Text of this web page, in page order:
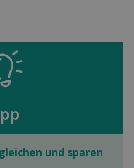
und sparen